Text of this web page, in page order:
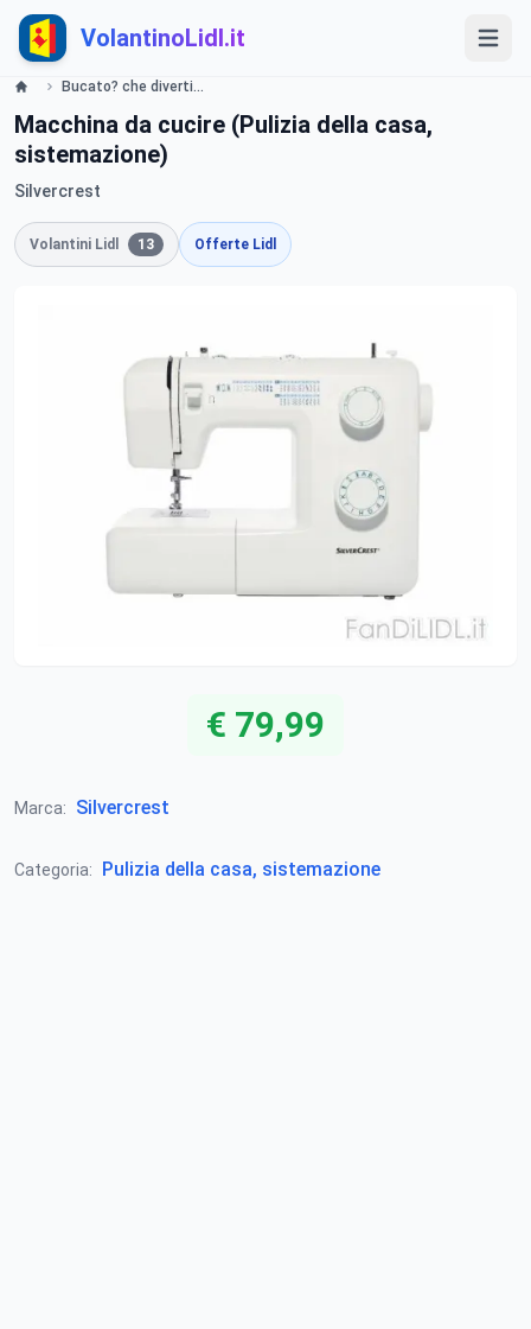
VolantinoLidl.it
Bucato? che divertimento - LIDL Catalogue - Offerte valide dall 11 giugno 2018 Lidl
Macchina da cucire (Pulizia della casa,
sistemazione)
Silvercrest
Volantini Lidl 13 Offerte Lidl
€ 79,99
Marca: Silvercrest
Categoria: Pulizia della casa, sistemazione